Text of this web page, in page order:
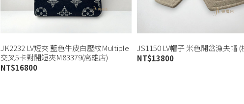
JK2232 LV短夾 藍色牛皮白壓紋Multiple
交叉5卡對開短夾M83379(高雄店)
NT$16800
JS1150 LV帽子 米色開岔漁夫帽 (
NT$13800